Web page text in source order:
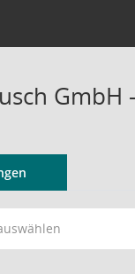
GmbH